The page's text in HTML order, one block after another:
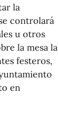
la
controlará
u otros
la mesa la
festeros,
en